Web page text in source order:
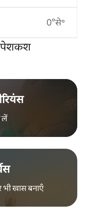
0°से॰
पेशकश
लें
खास बनाएँ